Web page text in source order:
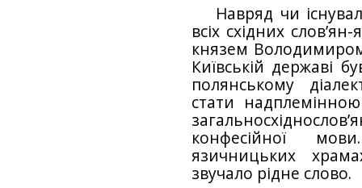
Навряд чи
всіх східних
князем
Київській державі
полянському
стати
конфесійної
язичницьких
звучало рідне слово.